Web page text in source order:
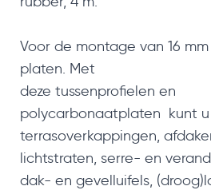
Voor de montage van 16
platen. Met
deze tussenprofielen en
polycarbonaatplaten kunt
terrasoverkappingen,
lichtstraten, serre- en
dak- en gevelluifels,